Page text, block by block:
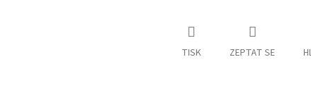
TISK ZEPTAT SE